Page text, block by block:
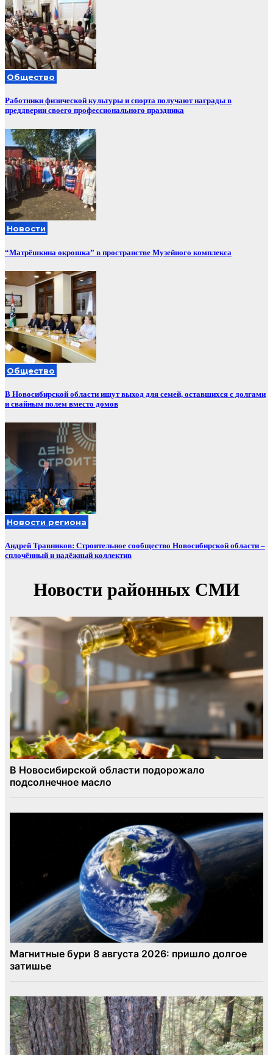
Общество
Работники физической культуры и спорта получают награды в
преддверии своего профессионального праздника
Новости
“Матрёшкина окрошка” в пространстве Музейного комплекса
Общество
В Новосибирской области ищут выход для семей, оставшихся с долгами
и свайным полем вместо домов
Новости региона
Андрей Травников: Строительное сообщество Новосибирской области –
сплочённый и надёжный коллектив